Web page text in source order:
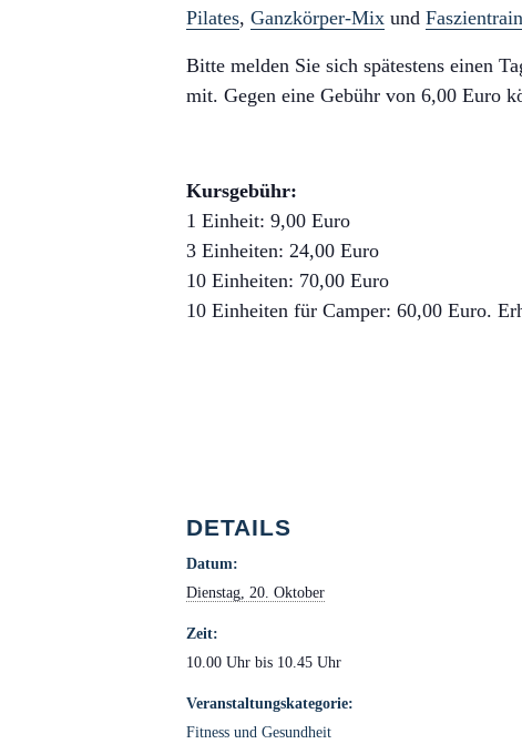
Pilates, Ganzkörper-Mix und
Bitte melden Sie sich spätestens einen
mit. Gegen eine Gebühr von 6,00 Euro
Kursgebühr:
1 Einheit: 9,00 Euro
3 Einheiten: 24,00 Euro
10 Einheiten: 70,00 Euro
10 Einheiten für Camper: 60,00 Euro.
DETAILS
Datum:
Dienstag, 20. Oktober
Zeit:
10.00 Uhr bis 10.45 Uhr
Veranstaltungskategorie:
Fitness und Gesundheit